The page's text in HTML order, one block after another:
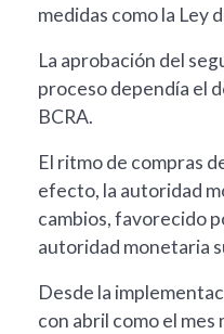
medidas como la Ley
La aprobación del
proceso dependía el
BCRA.
El ritmo de compras
efecto, la autoridad
cambios, favorecido
autoridad monetaria
Desde la
con abril como el